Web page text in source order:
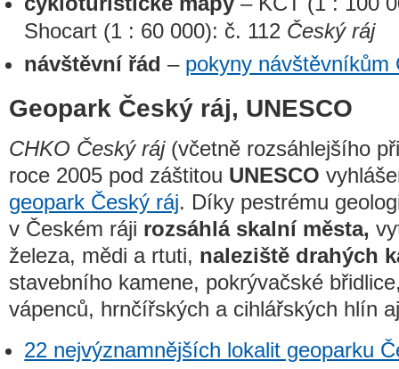
Shocart (1 : 60 000): č. 112 Český ráj
návštěvní řád – pokyny návštěvníkům
Geopark Český ráj, UNESCO
CHKO Český ráj(včetně rozsáhlejšího
roce 2005 pod záštitou UNESCO
geopark Český ráj. Díky pestrému
v Českém ráji rozsáhlá skalní města,
železa, mědi a rtuti, naleziště drahých
stavebního kamene, pokrývačské
vápenců, hrnčířských a cihlářských hlín
22 nejvýznamnějších lokalit geoparku